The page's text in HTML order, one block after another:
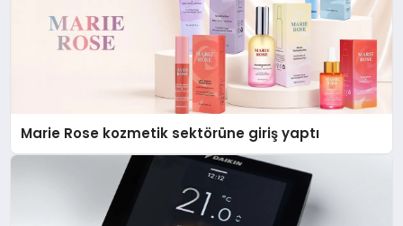
Marie Rose kozmetik sektörüne giriş yaptı